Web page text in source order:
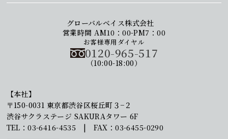
グローバルベイス株式会社
営業時間 AM10：00-PM7：00
お客様専用ダイヤル
0120-965-517
（10:00-18:00）
【本社】
〒150-0031 東京都渋谷区桜丘町３−２
渋谷サクラステージ SAKURAタワー 6F
TEL：03-6416-4535 | FAX：03-6455-0290